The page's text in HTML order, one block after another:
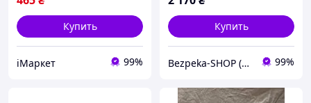
Купить
iМаркет 99%
Купить
Bezpeka-SHOP (Гипермаркет по БЕЗОПАСНОСТИ) 99%